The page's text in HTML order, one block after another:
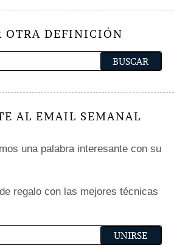
OTRA DEFINICIÓN
AL EMAIL SEMANAL
una palabra interesante con su
regalo con las mejores técnicas